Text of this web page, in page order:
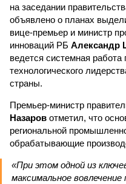
на заседании
объявлено о планах
вице-премьер и министр
инноваций РБ Александр
ведется системная
технологического
страны.
Премьер-министр
Назаров отметил, что
региональной
обрабатывающие
«При этом одной из
максимальное